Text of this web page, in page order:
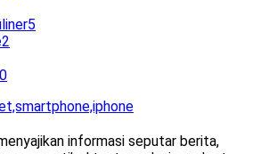
5
2
0
informasi seputar berita,